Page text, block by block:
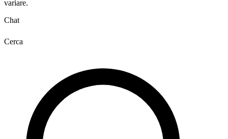
variare.
Chat
Cerca